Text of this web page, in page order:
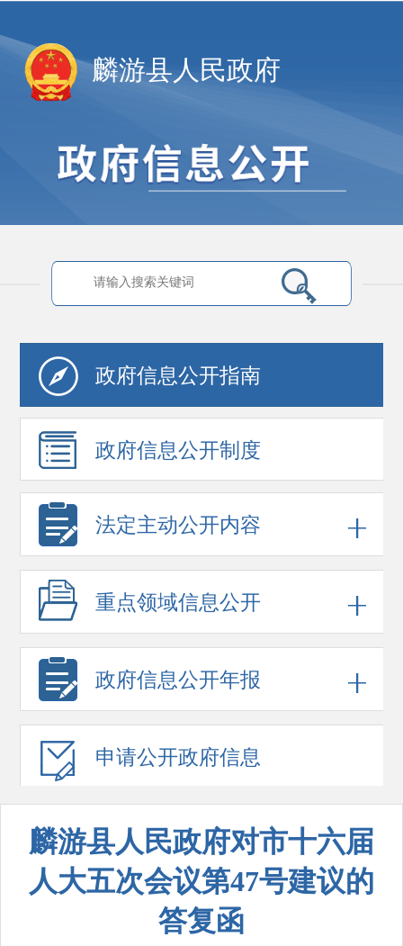
麟游县人民政府
政府信息公开指南
政府信息公开制度
法定主动公开内容
重点领域信息公开
政府信息公开年报
申请公开政府信息
麟游县人民政府对市十六届
人大五次会议第47号建议的
答复函